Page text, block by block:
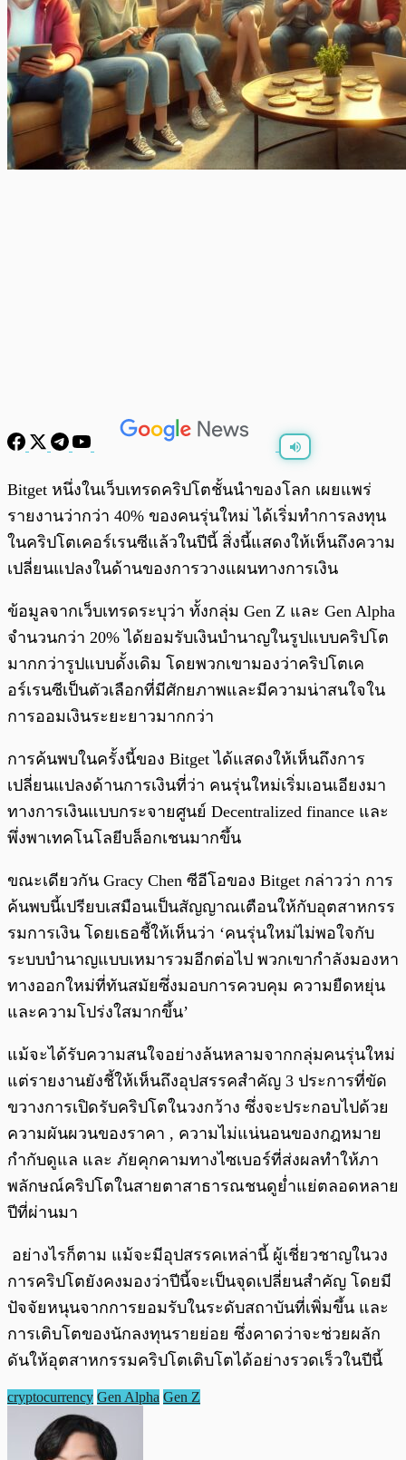
พร้อมเล่น
Bitget หนึ่งในเว็บเทรดคริปโตชั้นนำของโลก เผยแพร่
รายงานว่ากว่า 40% ของคนรุ่นใหม่ ได้เริ่มทำการลงทุน
ในคริปโตเคอร์เรนซีแล้วในปีนี้ สิ่งนี้แสดงให้เห็นถึงความ
เปลี่ยนแปลงในด้านของการวางแผนทางการเงิน
ข้อมูลจากเว็บเทรดระบุว่า ทั้งกลุ่ม Gen Z และ Gen Alpha
จำนวนกว่า 20% ได้ยอมรับเงินบำนาญในรูปแบบคริปโต
มากกว่ารูปแบบดั้งเดิม โดยพวกเขามองว่าคริปโตเค
อร์เรนซีเป็นตัวเลือกที่มีศักยภาพและมีความน่าสนใจใน
การออมเงินระยะยาวมากกว่า
การค้นพบในครั้งนี้ของ Bitget ได้แสดงให้เห็นถึงการ
เปลี่ยนแปลงด้านการเงินที่ว่า คนรุ่นใหม่เริ่มเอนเอียงมา
ทางการเงินแบบกระจายศูนย์ Decentralized finance และ
พึ่งพาเทคโนโลยีบล็อกเชนมากขึ้น
ขณะเดียวกัน Gracy Chen ซีอีโอของ Bitget กล่าวว่า การ
ค้นพบนี้เปรียบเสมือนเป็นสัญญาณเตือนให้กับอุตสาหกรร
รมการเงิน โดยเธอชี้ให้เห็นว่า ‘คนรุ่นใหม่ไม่พอใจกับ
ระบบบำนาญแบบเหมารวมอีกต่อไป พวกเขากำลังมองหา
ทางออกใหม่ที่ทันสมัยซึ่งมอบการควบคุม ความยืดหยุ่น
และความโปร่งใสมากขึ้น’
แม้จะได้รับความสนใจอย่างล้นหลามจากกลุ่มคนรุ่นใหม่
แต่รายงานยังชี้ให้เห็นถึงอุปสรรคสำคัญ 3 ประการที่ขัด
ขวางการเปิดรับคริปโตในวงกว้าง ซึ่งจะประกอบไปด้วย
ความผันผวนของราคา , ความไม่แน่นอนของกฎหมาย
กำกับดูแล และ ภัยคุกคามทางไซเบอร์ที่ส่งผลทำให้ภา
พลักษณ์คริปโตในสายตาสาธารณชนดูย่ำแย่ตลอดหลาย
ปีที่ผ่านมา
อย่างไรก็ตาม แม้จะมีอุปสรรคเหล่านี้ ผู้เชี่ยวชาญในวง
การคริปโตยังคงมองว่าปีนี้จะเป็นจุดเปลี่ยนสำคัญ โดยมี
ปัจจัยหนุนจากการยอมรับในระดับสถาบันที่เพิ่มขึ้น และ
การเติบโตของนักลงทุนรายย่อย ซึ่งคาดว่าจะช่วยผลัก
ดันให้อุตสาหกรรมคริปโตเติบโตได้อย่างรวดเร็วในปีนี้
cryptocurrency Gen Alpha Gen Z